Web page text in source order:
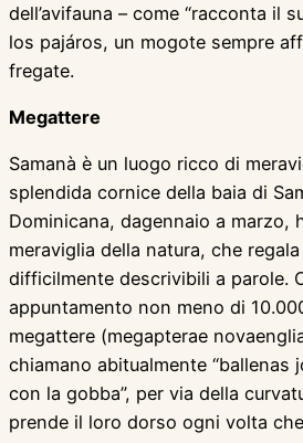
dell’avifauna – come “racconta il
los pajáros, un mogote sempre
fregate.
Megattere
Samanà è un luogo ricco di
splendida cornice della baia di
Dominicana, dagennaio a marzo,
meraviglia della natura, che
difficilmente descrivibili a parole.
appuntamento non meno di
megattere (megapterae
chiamano abitualmente “ballenas
con la gobba”, per via della
prende il loro dorso ogni volta